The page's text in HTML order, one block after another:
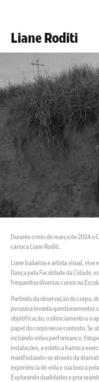
Liane Roditi
Durante o mês de março de 2024 o
carioca Liane Roditi.
Liane bailarina e artista visual, vive
Dança pela Faculdade da Cidade,
frequentou diversos cursos na
Partindo da observação do corpo,
pesquisa levanta questionamentos
objetificação, o silenciamento e o
papel do corpo nesse contexto. Se
incluindo vídeo performance,
instalações, a estética barroca
manifestando-se através da
experiência de vida e sua busca
Explorando dualidades e